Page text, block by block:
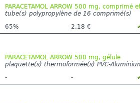
PARACETAMOL ARROW 500 mg, comprimé
tube(s) polypropylène de 16 comprimé(s)
65%
2.18 €
PARACETAMOL ARROW 500 mg, gélule
plaquette(s) thermoformée(s) PVC-
-
-